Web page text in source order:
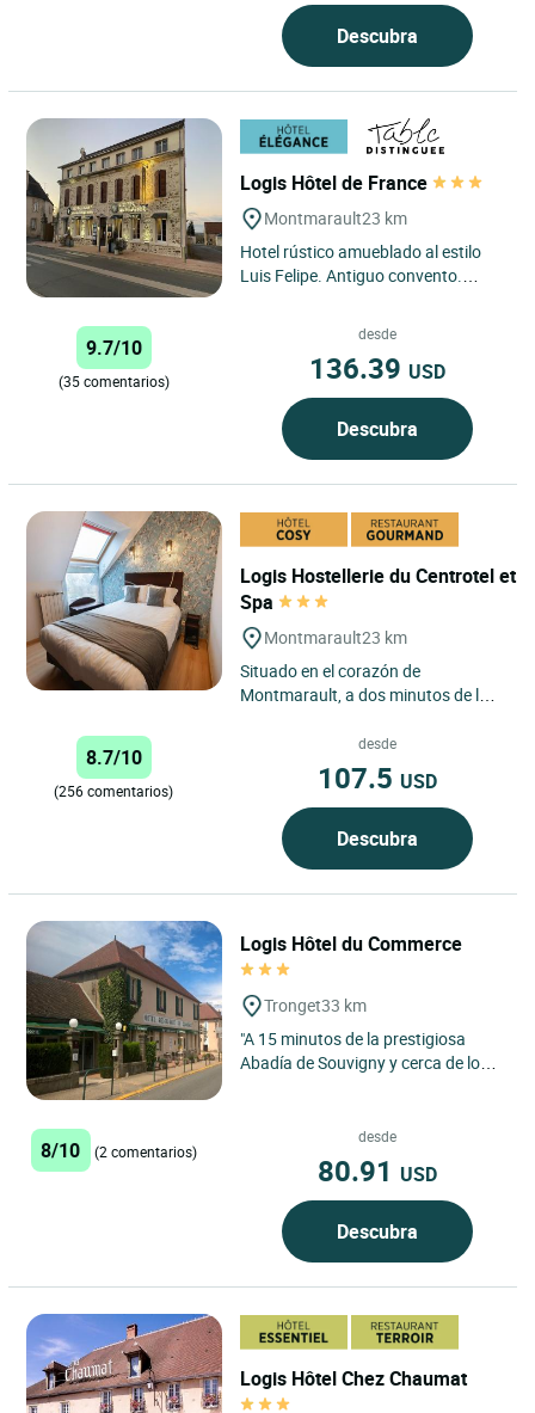
Descubra
Logis Hôtel de France
Montmarault23 km
Hotel rústico amueblado al estilo
Luis Felipe. Antiguo convento.
9.7/10
(35 comentarios)
desde
136.39 USD
Descubra
Logis Hostellerie du Centrotel et
Spa
Montmarault23 km
Situado en el corazón de
Montmarault, a dos minutos de la
du Centrotel et Spa ofrece...
8.7/10
(256 comentarios)
desde
107.5 USD
Descubra
Logis Hôtel du Commerce
Tronget33 km
"A 15 minutos de la prestigiosa
Abadía de Souvigny y cerca de los
8/10 (2 comentarios)
desde
80.91 USD
Descubra
Logis Hôtel Chez Chaumat